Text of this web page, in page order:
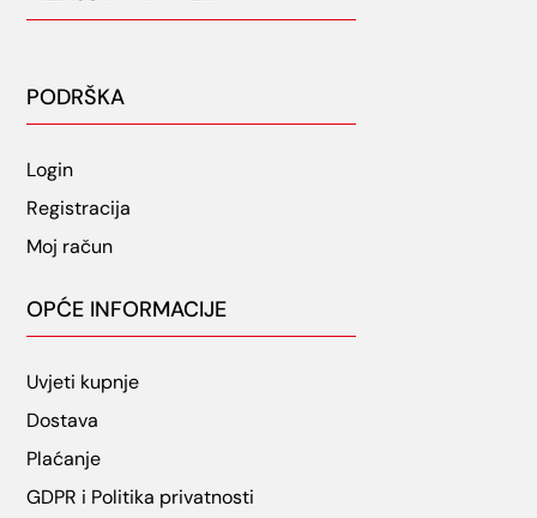
PODRŠKA
Login
Registracija
Moj račun
OPĆE INFORMACIJE
Uvjeti kupnje
Dostava
Plaćanje
GDPR i Politika privatnosti